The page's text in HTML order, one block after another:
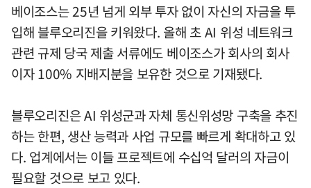
베이조스는 25년 넘게 외부 투자 없이 자신의 자금을 투
입해 블루오리진을 키워왔다. 올해 초 AI 위성 네트워크
관련 규제 당국 제출 서류에도 베이조스가 회사의 회사
이자 100% 지배지분을 보유한 것으로 기재됐다.
블루오리진은 AI 위성군과 자체 통신위성망 구축을 추진
하는 한편, 생산 능력과 사업 규모를 빠르게 확대하고 있
다. 업계에서는 이들 프로젝트에 수십억 달러의 자금이
필요할 것으로 보고 있다.